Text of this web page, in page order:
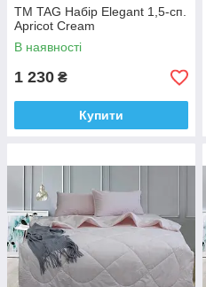
ТМ TAG Набір Elegant 1,5-сп.
Apricot Cream
В наявності
1 230 ₴
Купити